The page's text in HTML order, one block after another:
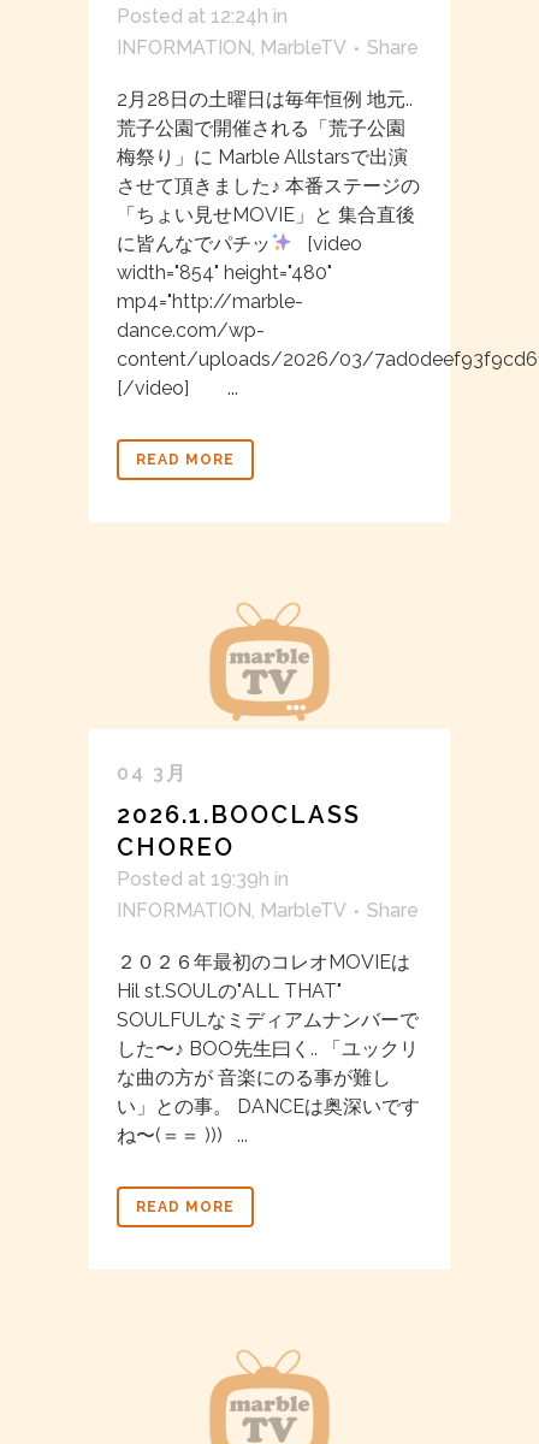
Posted at 12:24h in
INFORMATION MarbleTV Share
2月28日の土曜日は毎年恒例 地元..
荒子公園で開催される「荒子公園
梅祭り」に Marble Allstarsで出演
させて頂きました♪ 本番ステージの
「ちょい見せMOVIE」と 集合直後
に皆んなでパチッ
[video
width="854" height="480"
mp4="http://marble-
dance.com/wp-
content/uploads/2026/03/
[/video] ...
READ MORE
04 3月
2026.1.BOOCLASS
CHOREO
Posted at 19:39h in
INFORMATION, MarbleTV Share
２０２６年最初のコレオMOVIEは
Hil st.SOULの"ALL THAT"
SOULFULなミディアムナンバーで
した〜♪ BOO先生曰く.. 「ユックリ
な曲の方が 音楽にのる事が難し
い」との事。 DANCEは奥深いです
ね〜(＝＝ ))) ...
READ MORE